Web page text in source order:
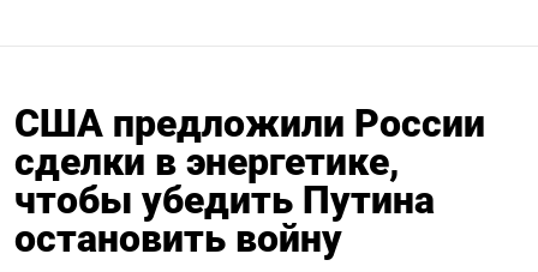
США предложили России
сделки в энергетике,
чтобы убедить Путина
остановить войну